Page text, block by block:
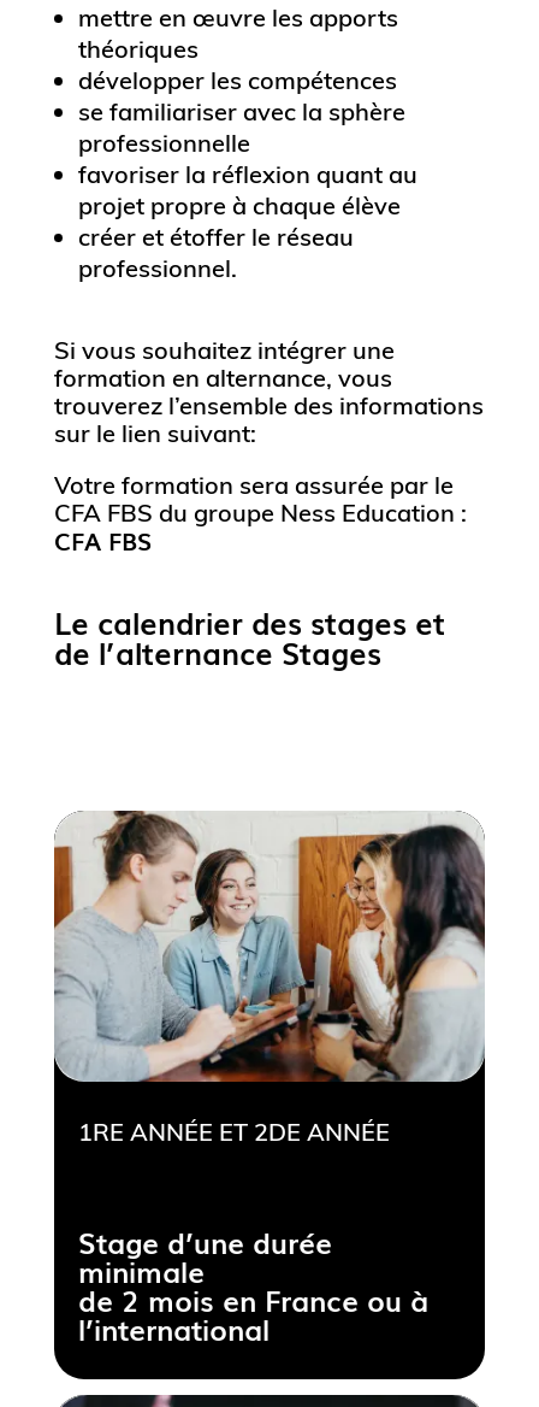
mettre en œuvre les apports
théoriques
développer les compétences
se familiariser avec la sphère
professionnelle
favoriser la réflexion quant au
projet propre à chaque élève
créer et étoffer le réseau
professionnel.
Si vous souhaitez intégrer une
formation en alternance, vous
trouverez l’ensemble des informations
sur le lien suivant:
Votre formation sera assurée par le
CFA FBS du groupe Ness Education :
CFA FBS
Le calendrier des stages et
de l’alternance Stages
1RE ANNÉE ET 2DE ANNÉE
Stage d’une durée
minimale
de 2 mois en France ou à
l’international